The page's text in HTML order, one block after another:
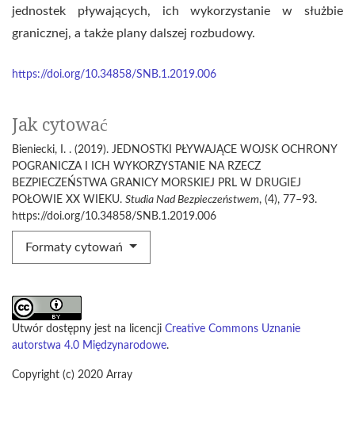
Jak cytować
Bieniecki, I. . (2019). JEDNOSTKI PŁYWAJĄCE WOJSK OCHRONY
POGRANICZA I ICH WYKORZYSTANIE NA RZECZ
BEZPIECZEŃSTWA GRANICY MORSKIEJ PRL W DRUGIEJ
POŁOWIE XX WIEKU. Studia Nad Bezpieczeństwem, (4), 77–93.
https://doi.org/10.34858/SNB.1.2019.006
Formaty cytowań
jednostek pływających, ich wykorzystanie w służbie
granicznej, a także plany dalszej rozbudowy.
https://doi.org/10.34858/SNB.1.2019.006
Utwór dostępny jest na licencji Creative Commons Uznanie
autorstwa 4.0 Międzynarodowe.
Copyright (c) 2020 Array